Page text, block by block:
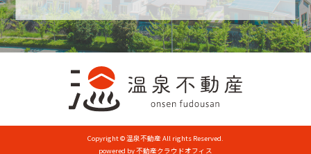
Copyright © 温泉不動産 All rights Reserved.
powered by 不動産クラウドオフィス